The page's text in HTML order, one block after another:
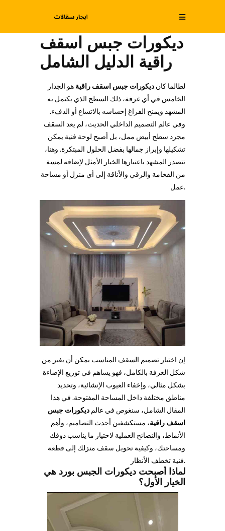
ديكورات جبس اسقف
راقية الدليل الشامل
لطالما كان ديكورات جبس اسقف راقية هو الجدار
الخامس في أي غرفة، ذلك السطح الذي يكتمل به
المشهد ويمنح الفراغ إحساسه بالاتساع أو الدفء.
وفي عالم التصميم الداخلي الحديث، لم يعد السقف
مجرد سطح أبيض ممل، بل أصبح لوحة فنية يمكن
تشكيلها وإبراز جمالها بفضل الحلول المبتكرة. وهنا،
تتصدر المشهد باعتبارها الخيار الأمثل لإضافة لمسة
من الفخامة والرقي والأناقة إلى أي منزل أو مساحة
عمل.
إن اختيار تصميم السقف المناسب يمكن أن يغير من
شكل الغرفة بالكامل، فهو يساهم في توزيع الإضاءة
بشكل مثالي، وإخفاء العيوب الإنشائية، وتحديد
مناطق مختلفة داخل المساحة المفتوحة. في هذا
المقال الشامل، سنغوص في عالم ديكورات جبس
اسقف راقية، مستكشفين أحدث التصاميم، وأهم
الأنماط، والنصائح العملية لاختيار ما يناسب ذوقك
ومساحتك، وكيفية تحويل سقف منزلك إلى قطعة
فنية تخطف الأنظار.
لماذا أصبحت ديكورات الجبس بورد هي
الخيار الأول؟